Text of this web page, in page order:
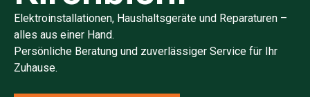
Elektroinstallationen, Haushaltsgeräte und Reparaturen –
alles aus einer Hand.
Persönliche Beratung und zuverlässiger Service für Ihr
Zuhause.